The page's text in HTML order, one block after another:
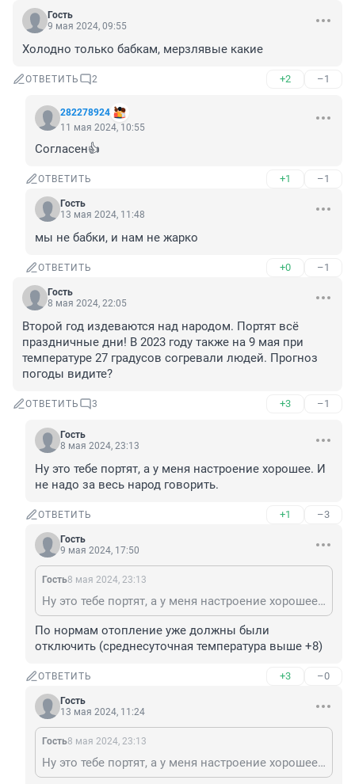
Гость
9 мая 2024, 09:55
Холодно только бабкам, мерзлявые какие
ОТВЕТИТЬ 2 +2 –1
282278924
11 мая 2024, 10:55
Согласен👍
ОТВЕТИТЬ +1 –1
Гость
13 мая 2024, 11:48
мы не бабки, и нам не жарко
ОТВЕТИТЬ +0 –1
Гость
8 мая 2024, 22:05
Второй год издеваются над народом. Портят всё
праздничные дни! В 2023 году также на 9 мая при
температуре 27 градусов согревали людей. Прогноз
погоды видите?
ОТВЕТИТЬ 3 +3 –1
Гость
8 мая 2024, 23:13
Ну это тебе портят, а у меня настроение хорошее. И
не надо за весь народ говорить.
ОТВЕТИТЬ +1 –3
Гость
9 мая 2024, 17:50
Гость8 мая 2024, 23:13
Ну это тебе портят, а у меня настроение хорошее. И не надо за весь народ говорить.
По нормам отопление уже должны были
отключить (среднесуточная температура выше +8)
ОТВЕТИТЬ +3 –0
Гость
13 мая 2024, 11:24
Гость8 мая 2024, 23:13
Ну это тебе портят, а у меня настроение хорошее. И не надо за весь народ говорить.